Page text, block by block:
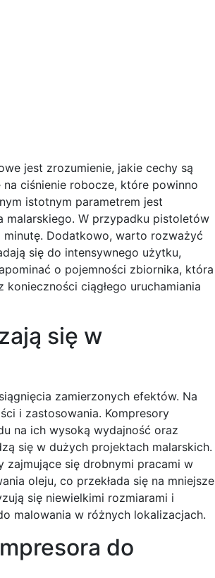
jest zrozumienie, jakie cechy są
ciśnienie robocze, które powinno
istotnym parametrem jest
W przypadku pistoletów
Dodatkowo, warto rozważyć
się do intensywnego użytku,
o pojemności zbiornika, która
ciągłego uruchamiania
się w
zamierzonych efektów. Na
i zastosowania. Kompresory
na ich wysoką wydajność oraz
się w dużych projektach malarskich.
się drobnymi pracami w
oleju, co przekłada się na mniejsze
się niewielkimi rozmiarami i
malowania w różnych lokalizacjach.
do